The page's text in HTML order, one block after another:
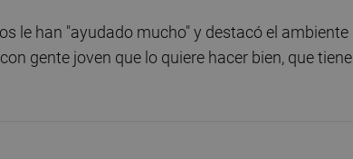
le han "ayudado mucho" y destacó el ambiente
gente joven que lo quiere hacer bien, que tiene